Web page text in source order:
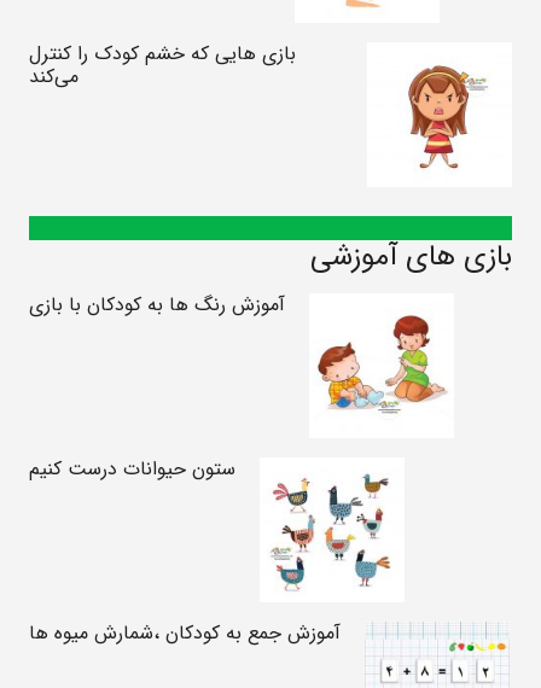
بازی هایی که خشم کودک را کنترل
می‌کند
بازی های آموزشی
آموزش رنگ ها به کودکان با بازی
ستون حیوانات درست کنیم
آموزش جمع به کودکان ،شمارش میوه ها